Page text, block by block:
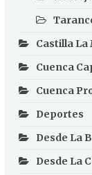
Castilla La
Cuenca
Cuenca
Deportes
Desde La
Desde La